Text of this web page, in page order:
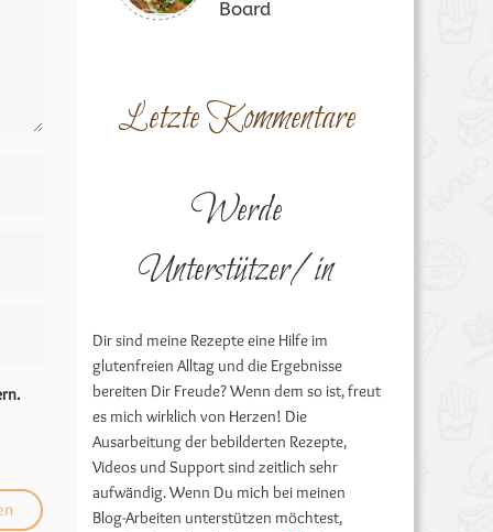
Board
Letzte Kommentare
Werde
Unterstützer/in
Dir sind meine Rezepte eine Hilfe im
glutenfreien Alltag und die Ergebnisse
bereiten Dir Freude? Wenn dem so ist, freut
es mich wirklich von Herzen! Die
Ausarbeitung der bebilderten Rezepte,
Videos und Support sind zeitlich sehr
aufwändig. Wenn Du mich bei meinen
Blog-Arbeiten unterstützen möchtest,